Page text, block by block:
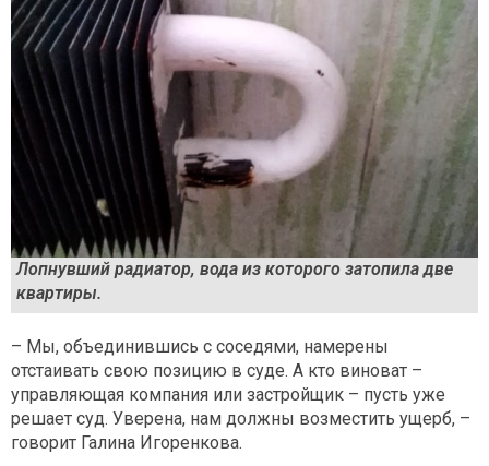
Лопнувший радиатор, вода из которого затопила две
квартиры.
– Мы, объединившись с соседями, намерены
отстаивать свою позицию в суде. А кто виноват –
управляющая компания или застройщик – пусть уже
решает суд. Уверена, нам должны возместить ущерб, –
говорит Галина Игоренкова.